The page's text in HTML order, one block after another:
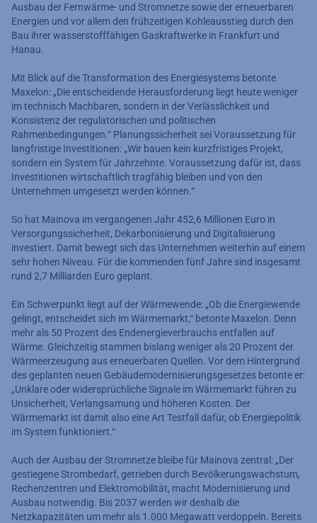
Ausbau der Fernwärme- und Stromnetze sowie der erneuerbaren
Energien und vor allem den frühzeitigen Kohleausstieg durch den
Bau ihrer wasserstofffähigen Gaskraftwerke in Frankfurt und
Hanau.
Mit Blick auf die Transformation des Energiesystems betonte
Maxelon: „Die entscheidende Herausforderung liegt heute weniger
im technisch Machbaren, sondern in der Verlässlichkeit und
Konsistenz der regulatorischen und politischen
Rahmenbedingungen.“ Planungssicherheit sei Voraussetzung für
langfristige Investitionen: „Wir bauen kein kurzfristiges Projekt,
sondern ein System für Jahrzehnte. Voraussetzung dafür ist, dass
Investitionen wirtschaftlich tragfähig bleiben und von den
Unternehmen umgesetzt werden können.“
So hat Mainova im vergangenen Jahr 452,6 Millionen Euro in
Versorgungssicherheit, Dekarbonisierung und Digitalisierung
investiert. Damit bewegt sich das Unternehmen weiterhin auf einem
sehr hohen Niveau. Für die kommenden fünf Jahre sind insgesamt
rund 2,7 Milliarden Euro geplant.
Ein Schwerpunkt liegt auf der Wärmewende: „Ob die Energiewende
gelingt, entscheidet sich im Wärmemarkt,“ betonte Maxelon. Denn
mehr als 50 Prozent des Endenergieverbrauchs entfallen auf
Wärme. Gleichzeitig stammen bislang weniger als 20 Prozent der
Wärmeerzeugung aus erneuerbaren Quellen. Vor dem Hintergrund
des geplanten neuen Gebäudemodernisierungsgesetzes betonte er:
„Unklare oder widersprüchliche Signale im Wärmemarkt führen zu
Unsicherheit, Verlangsamung und höheren Kosten. Der
Wärmemarkt ist damit also eine Art Testfall dafür, ob Energiepolitik
im System funktioniert.“
Auch der Ausbau der Stromnetze bleibe für Mainova zentral: „Der
gestiegene Strombedarf, getrieben durch Bevölkerungswachstum,
Rechenzentren und Elektromobilität, macht Modernisierung und
Ausbau notwendig. Bis 2037 werden wir deshalb die
Netzkapazitäten um mehr als 1.000 Megawatt verdoppeln. Bereits